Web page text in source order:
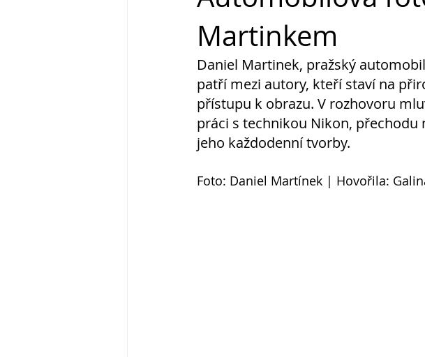
Martinkem
Daniel Martinek, pražský
patří mezi autory, kteří staví na
přístupu k obrazu. V rozhovoru
práci s technikou Nikon,
jeho každodenní tvorby.
Foto: Daniel Martínek | Hovořila: